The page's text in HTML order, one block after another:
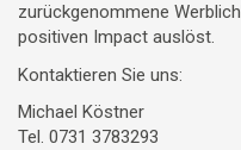
zurückgenommene
positiven Impact auslöst.
Kontaktieren Sie uns:
Michael Köstner
Tel. 0731 3783293